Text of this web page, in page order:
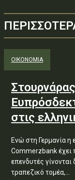
ΟΙΚΟΝΟΜΙΑ
στις
Ενώ στη Γερμανία η
Commerzbank έχει
επενδυτές
τραπεζικό τομέα,...